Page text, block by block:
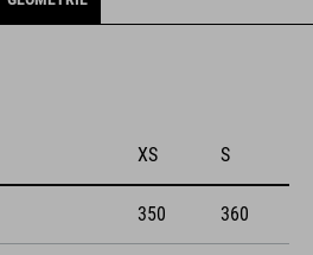
XS S
350 360